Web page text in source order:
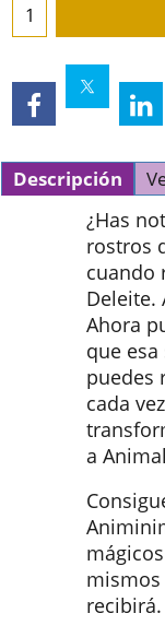
Descripción
¿Has
rostros
cuando
Deleite.
Ahora
que
puedes
cada
a
recibirá.